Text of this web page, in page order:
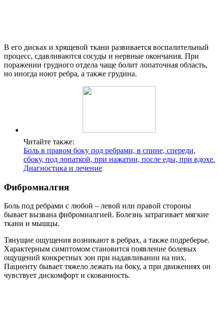
В его дисках и хрящевой ткани развивается воспалительный
процесс, сдавливаются сосуды и нервные окончания. При
поражении грудного отдела чаще болит лопаточная область,
но иногда ноют ребра, а также грудина.
Читайте также:
Боль в правом боку под ребрами, в спине, спереди,
сбоку, под лопаткой, при нажатии, после еды, при вдохе.
Диагностика и лечение
Фибромиалгия
Боль под ребрами с любой – левой или правой стороны
бывает вызвана фибромиалгией. Болезнь затрагивает мягкие
ткани и мышцы.
Тянущие ощущения возникают в ребрах, а также подреберье.
Характерным симптомом становится появление болевых
ощущений конкретных зон при надавливании на них.
Пациенту бывает тяжело лежать на боку, а при движениях он
чувствует дискомфорт и скованность.